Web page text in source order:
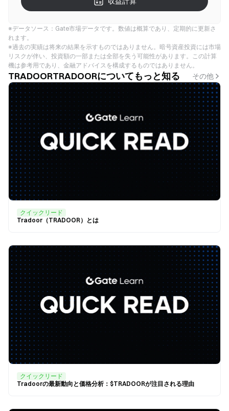
※データソース：Gate市場データです。数値は概算であり、定期的に更新さ
れます。
※過去の実績は将来の結果を示すものではありません。暗号資産投資には市場
リスクが伴い、投資額の一部または全部を失う可能性があります。この計算
機は参考用であり、金融アドバイスを構成するものではありません。
TRADOORTRADOORについてもっと知る その他
クイックリード
Tradoor（TRADOOR）とは
クイックリード
Tradoorの最新動向と価格分析：$TRADOORが注目される理由